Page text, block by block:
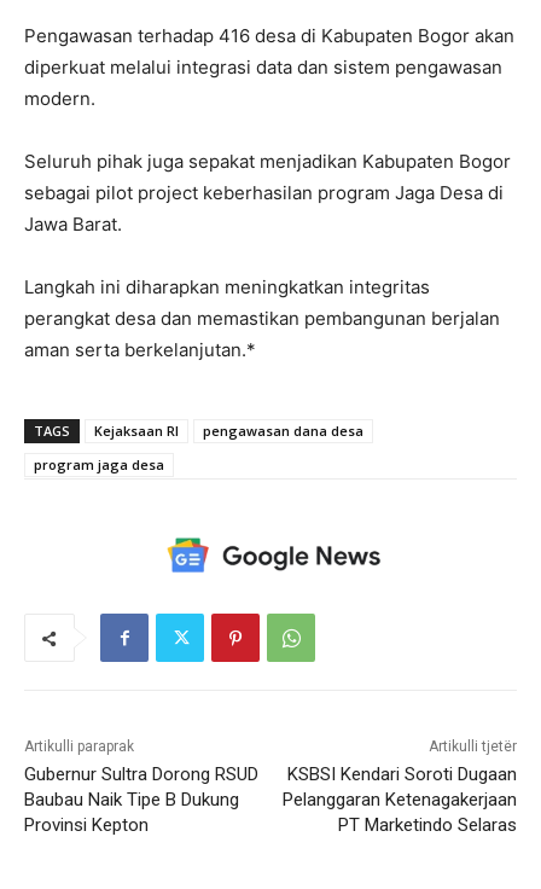
Pengawasan terhadap 416 desa di Kabupaten Bogor akan
diperkuat melalui integrasi data dan sistem pengawasan
modern.
Seluruh pihak juga sepakat menjadikan Kabupaten Bogor
sebagai pilot project keberhasilan program Jaga Desa di
Jawa Barat.
Langkah ini diharapkan meningkatkan integritas
perangkat desa dan memastikan pembangunan berjalan
aman serta berkelanjutan.*
TAGS Kejaksaan RI
pengawasan dana desa
program jaga desa
Artikulli paraprak
Gubernur Sultra Dorong RSUD
Baubau Naik Tipe B Dukung
Provinsi Kepton
Artikulli tjetër
KSBSI Kendari Soroti Dugaan
Pelanggaran Ketenagakerjaan
PT Marketindo Selaras